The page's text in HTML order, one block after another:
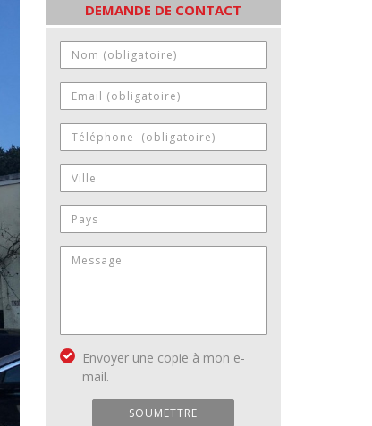
DEMANDE DE CONTACT
Envoyer une copie à mon e-
mail.
SOUMETTRE